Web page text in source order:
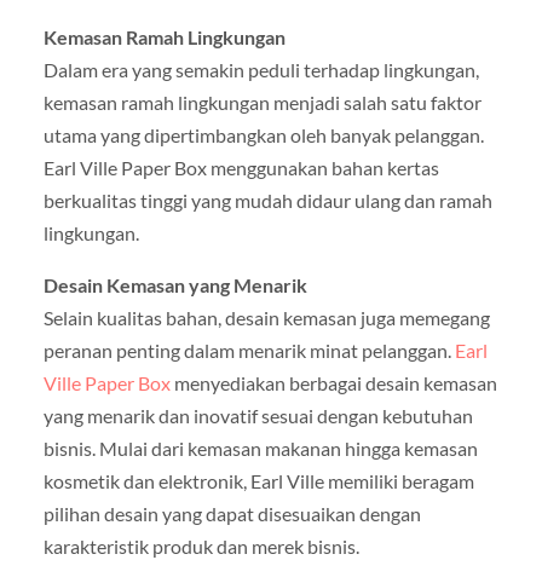
Kemasan Ramah Lingkungan
Dalam era yang semakin peduli terhadap lingkungan,
kemasan ramah lingkungan menjadi salah satu faktor
utama yang dipertimbangkan oleh banyak pelanggan.
Earl Ville Paper Box menggunakan bahan kertas
berkualitas tinggi yang mudah didaur ulang dan ramah
lingkungan.
Desain Kemasan yang Menarik
Selain kualitas bahan, desain kemasan juga memegang
peranan penting dalam menarik minat pelanggan. Earl
Ville Paper Boxmenyediakan berbagai desain kemasan
yang menarik dan inovatif sesuai dengan kebutuhan
bisnis. Mulai dari kemasan makanan hingga kemasan
kosmetik dan elektronik, Earl Ville memiliki beragam
pilihan desain yang dapat disesuaikan dengan
karakteristik produk dan merek bisnis.